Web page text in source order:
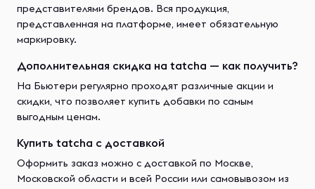
представителями брендов. Вся продукция,
представленная на платформе, имеет обязательную
маркировку.
Дополнительная скидка на tatcha — как получить?
На Бьютери регулярно проходят различные акции и
скидки, что позволяет купить добавки по самым
выгодным ценам.
Купить tatcha с доставкой
Оформить заказ можно с доставкой по Москве,
Московской области и всей России или самовывозом из